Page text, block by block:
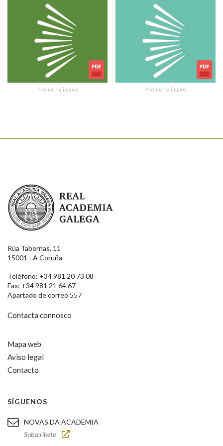
Texto de verificación
Preme na imaxe Preme na imaxe
Real Academia Galega
Rúa Tabernas, 11
15001 - A Coruña
Teléfono: +34 981 20 73 08
Fax: +34 981 21 64 67
Apartado de correo 557
Contacta connosco
Mapa web
Aviso legal
Contacto
SÍGUENOS
NOVAS DA ACADEMIA
Subscríbete